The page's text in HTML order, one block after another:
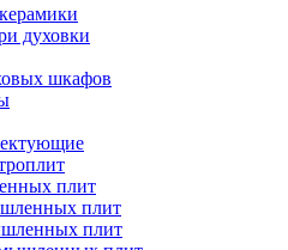
духовки
шкафов
плит
плит
плит